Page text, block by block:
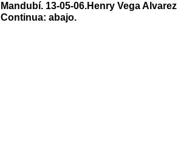
Mandubí. 13-05-06.Henry Vega
Continua: abajo.